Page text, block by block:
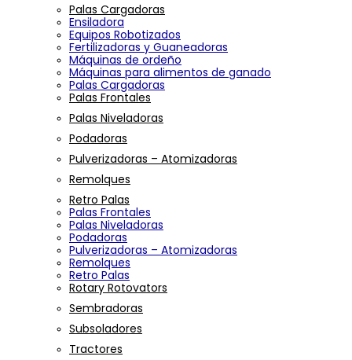
Palas Cargadoras
Ensiladora
Equipos Robotizados
Fertilizadoras y Guaneadoras
Máquinas de ordeño
Máquinas para alimentos de ganado
Palas Cargadoras
Palas Frontales
Palas Niveladoras
Podadoras
Pulverizadoras – Atomizadoras
Remolques
Retro Palas
Palas Frontales
Palas Niveladoras
Podadoras
Pulverizadoras – Atomizadoras
Remolques
Retro Palas
Rotary Rotovators
Sembradoras
Subsoladores
Tractores